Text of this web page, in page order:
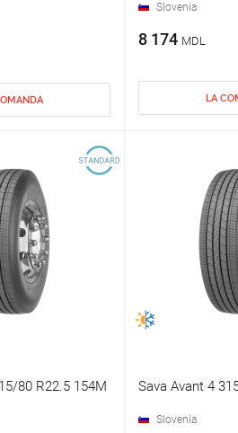
Slovenia
8 174 MDL
LA
80 R22.5 154M Sava Avant 4
Slovenia